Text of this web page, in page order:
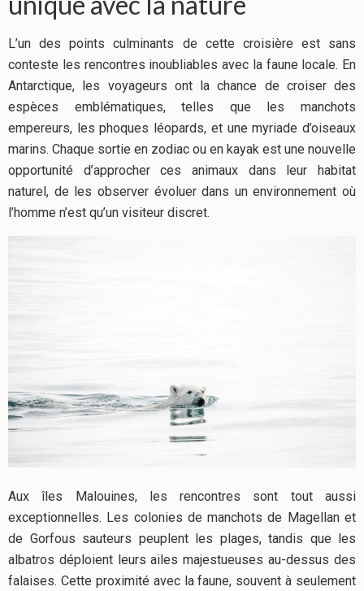
L’un des points culminants de cette croisière est sans
conteste les rencontres inoubliables avec la faune locale. En
Antarctique, les voyageurs ont la chance de croiser des
espèces emblématiques, telles que les manchots
empereurs, les phoques léopards, et une myriade d’oiseaux
marins. Chaque sortie en zodiac ou en kayak est une nouvelle
opportunité d’approcher ces animaux dans leur habitat
naturel, de les observer évoluer dans un environnement où
l’homme n’est qu’un visiteur discret.
Aux îles Malouines, les rencontres sont tout aussi
exceptionnelles. Les colonies de manchots de Magellan et
de Gorfous sauteurs peuplent les plages, tandis que les
albatros déploient leurs ailes majestueuses au-dessus des
falaises. Cette proximité avec la faune, souvent à seulement